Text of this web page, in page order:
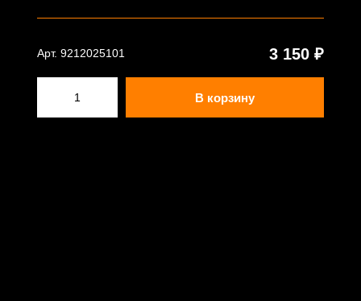
Арт. 9212025101 3 150 ₽
В корзину